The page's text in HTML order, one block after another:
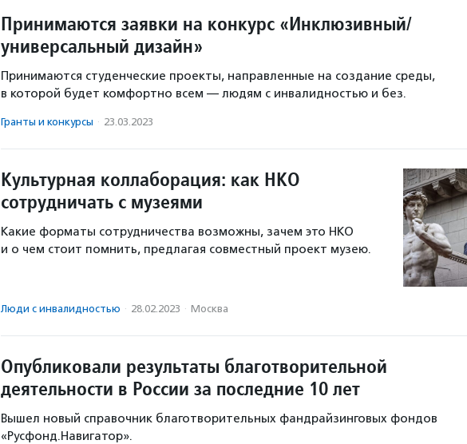
Принимаются заявки на конкурс «Инклюзивный/
универсальный дизайн»
Принимаются студенческие проекты, направленные на создание среды,
в которой будет комфортно всем — людям с инвалидностью и без.
Гранты и конкурсы · 23.03.2023
Культурная коллаборация: как НКО
сотрудничать с музеями
Какие форматы сотрудничества возможны, зачем это НКО
и о чем стоит помнить, предлагая совместный проект музею.
Люди с инвалидностью · 28.02.2023 · Москва
Опубликовали результаты благотворительной
деятельности в России за последние 10 лет
Вышел новый справочник благотворительных фандрайзинговых фондов
«Русфонд.Навигатор».